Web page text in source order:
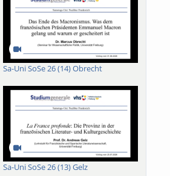
Sa-Uni SoSe 26 (14) Obrecht
Sa-Uni SoSe 26 (13) Gelz